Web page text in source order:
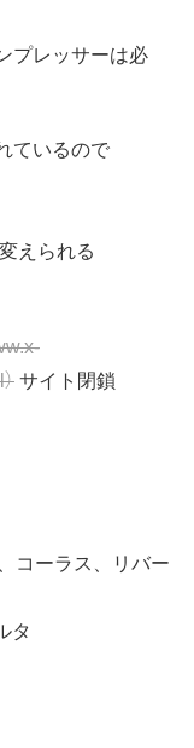
プレッサーは必
ているので
えられる
サイト閉鎖
コーラス、リバー
タ